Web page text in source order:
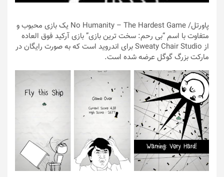
پاورتل
/ No Humanity – The Hardest Game یک بازی محبوب و
متفاوت با اسم “بی رحم: سخت ترین بازی” بازی آرکید فوق العاده
از Sweaty Chair Studio برای اندروید است که به صورت رایگان در
مارکت بزرگ گوگل عرضه شده است.